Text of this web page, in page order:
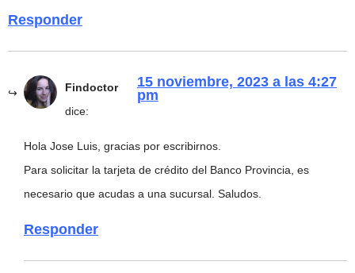
Responder
Findoctor
dice:
15 noviembre, 2023 a las 4:27
pm
Hola Jose Luis, gracias por escribirnos.
Para solicitar la tarjeta de crédito del Banco Provincia, es
necesario que acudas a una sucursal. Saludos.
Responder